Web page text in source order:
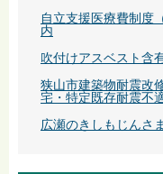
自立支援医療費制度
内
吹付けアスベスト含
狭山市建築物耐震改
宅・特定既存耐震不
広瀬のきしもじんさま